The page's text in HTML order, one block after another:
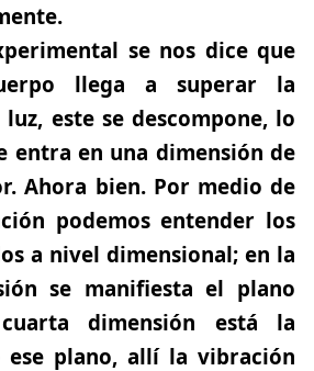
se nos dice que
llega a superar la
este se descompone, lo
entra en una dimensión de
Ahora bien. Por medio de
podemos entender los
a nivel dimensional; en la
se manifiesta el plano
dimensión está la
plano, allí la vibración